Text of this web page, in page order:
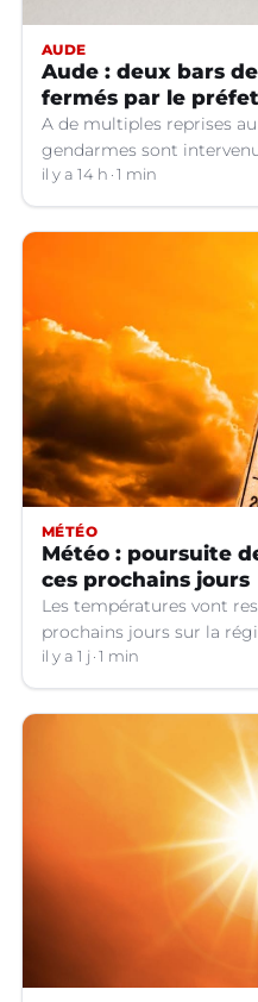
AUDE
Aude : deux bars
fermés par le préfet
A de multiples reprises
gendarmes sont
de violences, de
tapage, de
il y a 14 h 1 min
MÉTÉO
Météo : poursuite
ces prochains jours
Les températures vont
prochains jours sur la
Languedoc.
il y a 1 j 1 min